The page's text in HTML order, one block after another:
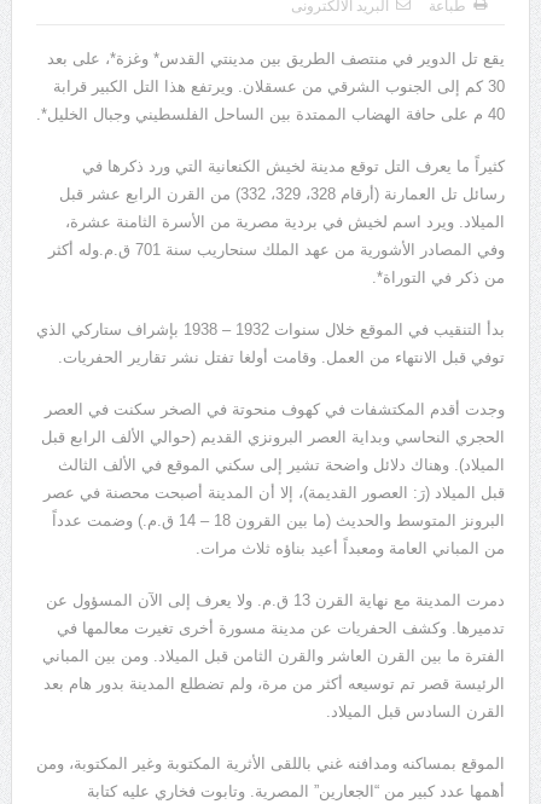
طباعة
البريد الالكترونى
يقع تل الدوير في منتصف الطريق بين مدينتي القدس* وغزة*، على بعد
30 كم إلى الجنوب الشرقي من عسقلان. ويرتفع هذا التل الكبير قرابة
40 م على حافة الهضاب الممتدة بين الساحل الفلسطيني وجبال الخليل*.
كثيراً ما يعرف التل توقع مدينة لخيش الكنعانية التي ورد ذكرها في
رسائل تل العمارنة (أرقام 328، 329، 332) من القرن الرابع عشر قبل
الميلاد. ويرد اسم لخيش في بردية مصرية من الأسرة الثامنة عشرة،
وفي المصادر الأشورية من عهد الملك سنحاريب سنة 701 ق.م.وله أكثر
من ذكر في التوراة*.
بدأ التنقيب في الموقع خلال سنوات 1932 – 1938 بإشراف ستاركي الذي
توفي قبل الانتهاء من العمل. وقامت أولغا تفتل نشر تقارير الحفريات.
وجدت أقدم المكتشفات في كهوف منحوتة في الصخر سكنت في العصر
الحجري النحاسي وبداية العصر البرونزي القديم (حوالي الألف الرابع قبل
الميلاد). وهناك دلائل واضحة تشير إلى سكني الموقع في الألف الثالث
قبل الميلاد (رَ: العصور القديمة)، إلا أن المدينة أصبحت محصنة في عصر
البرونز المتوسط والحديث (ما بين القرون 18 – 14 ق.م.) وضمت عدداً
من المباني العامة ومعبداً أعيد بناؤه ثلاث مرات.
دمرت المدينة مع نهاية القرن 13 ق.م. ولا يعرف إلى الآن المسؤول عن
تدميرها. وكشف الحفريات عن مدينة مسورة أخرى تغيرت معالمها في
الفترة ما بين القرن العاشر والقرن الثامن قبل الميلاد. ومن بين المباني
الرئيسة قصر تم توسيعه أكثر من مرة، ولم تضطلع المدينة بدور هام بعد
القرن السادس قبل الميلاد.
الموقع بمساكنه ومدافنه غني باللقى الأثرية المكتوبة وغير المكتوبة، ومن
أهمها عدد كبير من “الجعارين” المصرية. وتابوت فخاري عليه كتابة